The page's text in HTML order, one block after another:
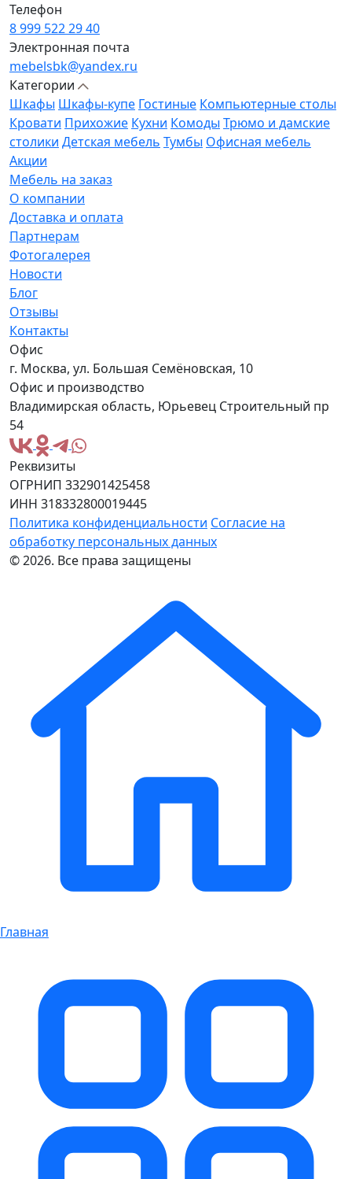
Телефон
8 999 522 29 40
Электронная почта
mebelsbk@yandex.ru
Категории
Шкафы Шкафы-купе Гостиные Компьютерные столы
Кровати Прихожие Кухни Комоды Трюмо и дамские
столики Детская мебель Тумбы Офисная мебель
Акции
Мебель на заказ
О компании
Доставка и оплата
Партнерам
Фотогалерея
Новости
Блог
Отзывы
Контакты
Офис
г. Москва, ул. Большая Семёновская, 10
Офис и производство
Владимирская область, Юрьевец Строительный пр
54
Реквизиты
ОГРНИП 332901425458
ИНН 318332800019445
Политика конфиденциальности Согласие на
обработку персональных данных
© 2026. Все права защищены
Главная